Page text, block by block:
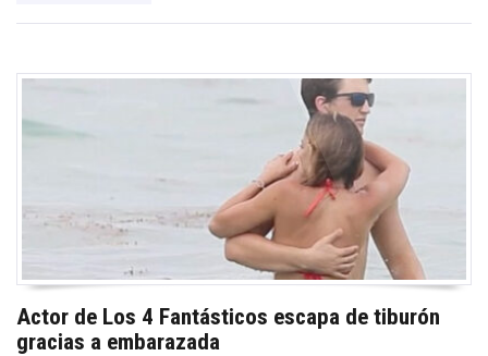
Actor de Los 4 Fantásticos escapa de tiburón
gracias a embarazada